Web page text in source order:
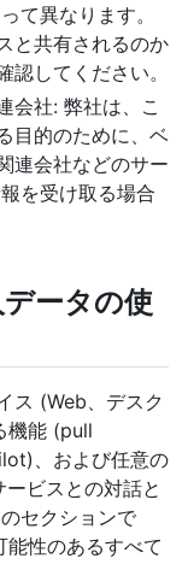
て異なります。
と共有されるのか
してください。
会社: 弊社は、こ
目的のために、ベ
連会社などのサー
を受け取る場合
ータの使
ス (Web、デスク
機能 (pull
、および任意の
ビスとの対話と
セクションで
性のあるすべて